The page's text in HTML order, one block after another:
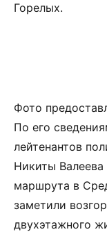
Горелых.
Фото
По его
лейтенантов
Никиты Валеева
маршрута в
заметили
двухэтажного